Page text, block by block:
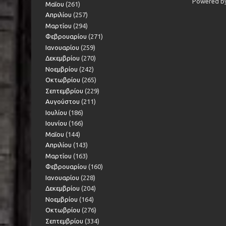
Μαΐου (261)
Απριλίου (257)
Μαρτίου (294)
Φεβρουαρίου (271)
Ιανουαρίου (259)
Δεκεμβρίου (270)
Νοεμβρίου (242)
Οκτωβρίου (265)
Σεπτεμβρίου (229)
Αυγούστου (211)
Ιουλίου (186)
Ιουνίου (166)
Μαΐου (144)
Απριλίου (143)
Μαρτίου (163)
Φεβρουαρίου (160)
Ιανουαρίου (228)
Δεκεμβρίου (204)
Νοεμβρίου (164)
Οκτωβρίου (276)
Σεπτεμβρίου (334)